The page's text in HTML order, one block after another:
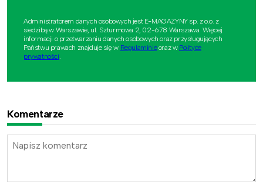
Administratorem danych osobowych jest E-MAGAZYNY sp. z o.o. z
siedzibą w Warszawie, ul. Szturmowa 2, 02-678 Warszawa. Więcej
informacji o przetwarzaniu danych osobowych oraz przysługujących
Państwu prawach znajduje się w Regulaminieoraz w Polityce
prywatności.
Komentarze